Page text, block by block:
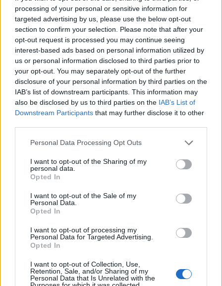
processing of your personal or sensitive information for
targeted advertising by us, please use the below opt-out
section to confirm your selection. Please note that after your
opt-out request is processed you may continue seeing
interest-based ads based on personal information utilized by
us or personal information disclosed to third parties prior to
your opt-out. You may separately opt-out of the further
disclosure of your personal information by third parties on the
IAB’s list of downstream participants. This information may
also be disclosed by us to third parties on the IAB’s List of
Downstream Participants that may further disclose it to other
Personal Data Processing Opt Outs
I want to opt-out of the Sharing of my
personal data.
Opted In
I want to opt-out of the Sale of my
Personal Data.
Opted In
I want to opt-out of processing my
Personal Data for Targeted Advertising.
Opted In
I want to opt-out of Collection, Use,
Retention, Sale, and/or Sharing of my
Personal Data that Is Unrelated with the
οργανωμένα να πιέσουμε για την Λειτουργία και τις
παροχές του Νοσοκομείου και να καλυφθούν όλες
οι θέσεις γιατρών για την καλύτερη περίθαλψη.
Τα Συν/μενα Συν/χικα Σωματεία του Νομού
Αρκαδίας